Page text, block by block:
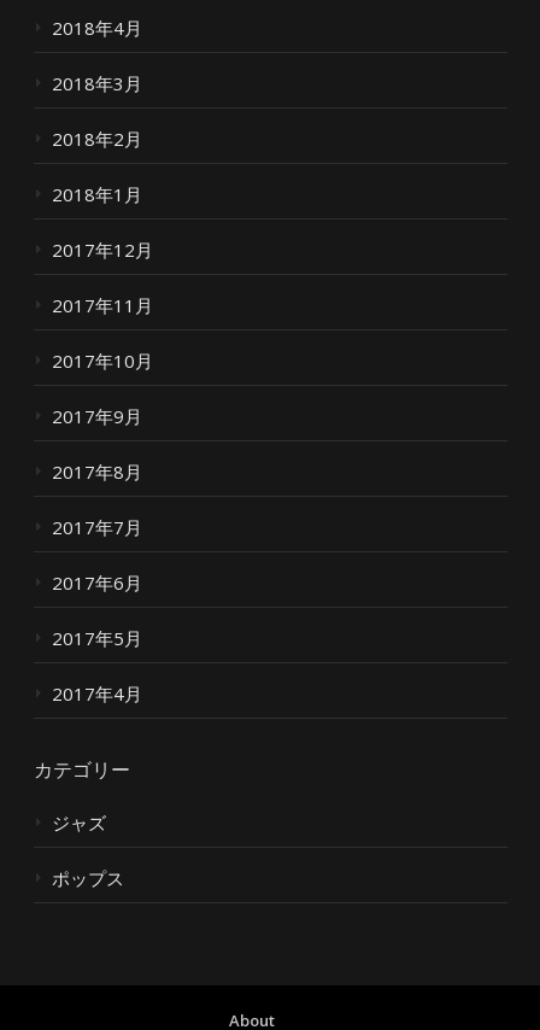
2018年4月
2018年3月
2018年2月
2018年1月
2017年12月
2017年11月
2017年10月
2017年9月
2017年8月
2017年7月
2017年6月
2017年5月
2017年4月
カテゴリー
ジャズ
ポップス
About